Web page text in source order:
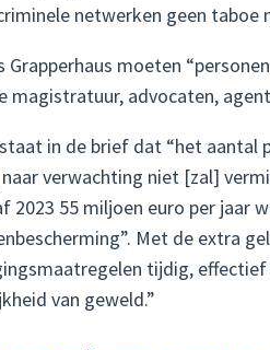
netwerken geen taboe
Grapperhaus moeten
magistratuur, advocaten,
in de brief dat “het aantal
verwachting niet [zal]
2023 55 miljoen euro per jaar
Met de extra
tijdig,
van geweld.”